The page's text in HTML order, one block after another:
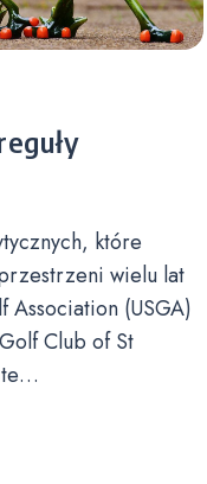
które
wielu lat
Association (USGA)
Club of St
te…